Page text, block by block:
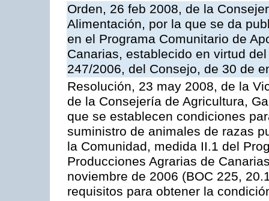
Orden, 26 feb 2008, de la
Alimentación, por la que se da
en el Programa Comunitario de
Canarias, establecido en virtud
247/2006, del Consejo, de 30 de
Resolución, 23 may 2008, de la
de la Consejería de Agricultura,
que se establecen condiciones
suministro de animales de razas
la Comunidad, medida II.1 del
Producciones Agrarias de
noviembre de 2006 (BOC 225,
requisitos para obtener la